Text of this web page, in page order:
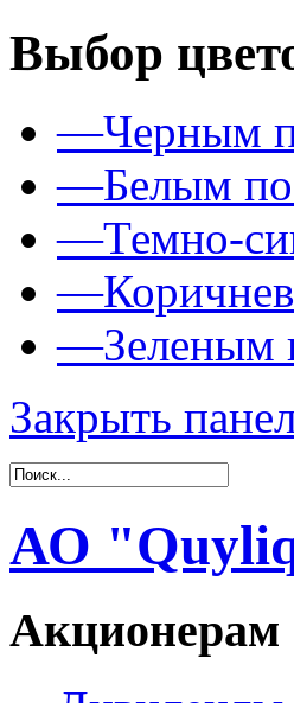
Выбор
—Черным
—Белым
—Темно-
—
—Зеленым
Закрыть
АО
Акционерам